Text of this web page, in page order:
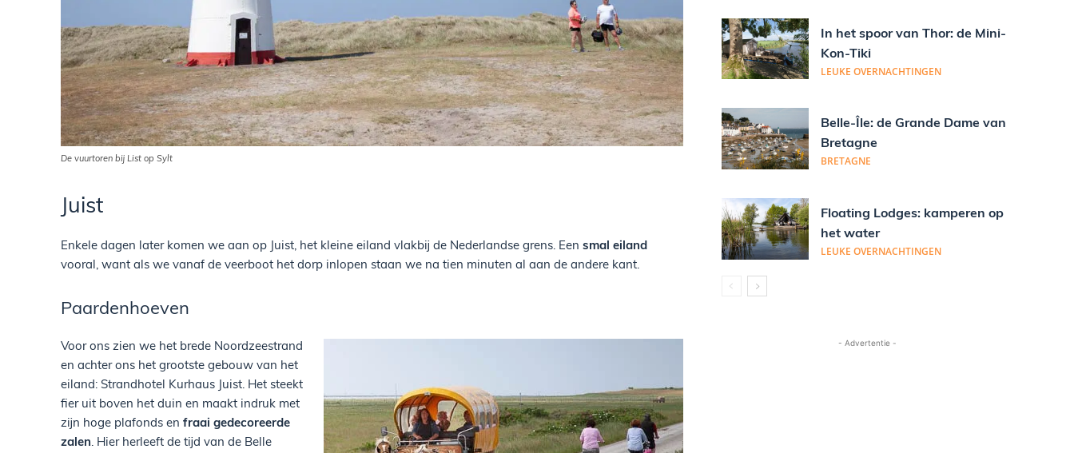
De vuurtoren bij List op Sylt
Juist
Enkele dagen later komen we aan op Juist, het kleine eiland vlakbij de Nederlandse grens. Een smal eiland
vooral, want als we vanaf de veerboot het dorp inlopen staan we na tien minuten al aan de andere kant.
Paardenhoeven
Voor ons zien we het brede Noordzeestrand
en achter ons het grootste gebouw van het
eiland: Strandhotel Kurhaus Juist. Het steekt
fier uit boven het duin en maakt indruk met
zijn hoge plafonds en fraai gedecoreerde
zalen. Hier herleeft de tijd van de Belle
In het spoor van Thor: de Mini-
Kon-Tiki
LEUKE OVERNACHTINGEN
Belle-Île: de Grande Dame van
Bretagne
BRETAGNE
Floating Lodges: kamperen op
het water
LEUKE OVERNACHTINGEN
- Advertentie -